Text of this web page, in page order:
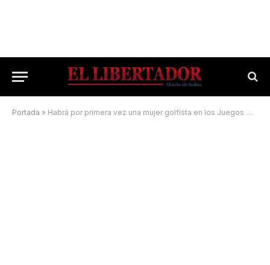
Portada » Habrá por primera vez una mujer golfista en los Juegos Olímpicos